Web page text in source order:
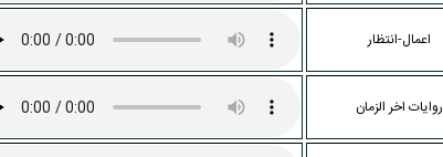
اعمال-انتظار
روایات اخر الزمان